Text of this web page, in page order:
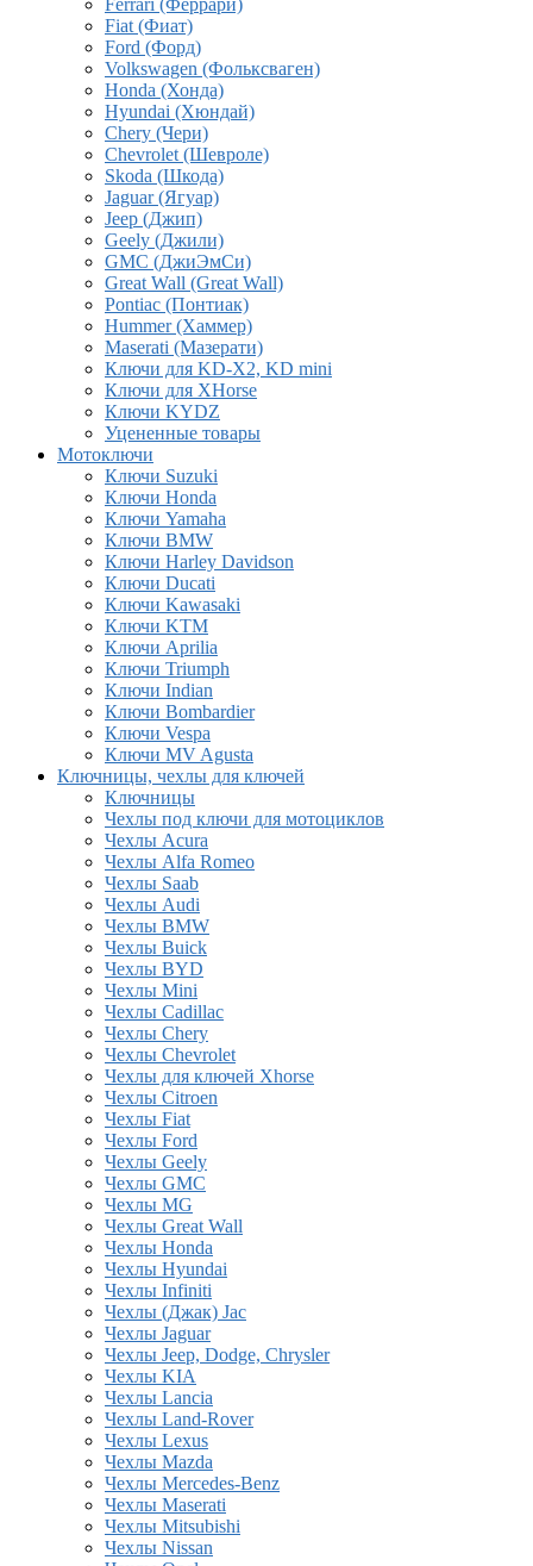
Ferrari (Феррари)
Fiat (Фиат)
Ford (Форд)
Volkswagen (Фольксваген)
Honda (Хонда)
Hyundai (Хюндай)
Chery (Чери)
Chevrolet (Шевроле)
Skoda (Шкода)
Jaguar (Ягуар)
Jeep (Джип)
Geely (Джили)
GMC (ДжиЭмСи)
Great Wall (Great Wall)
Pontiac (Понтиак)
Hummer (Хаммер)
Maserati (Мазерати)
Ключи для KD-X2, KD mini
Ключи для XHorse
Ключи KYDZ
Уцененные товары
Мотоключи
Ключи Suzuki
Ключи Honda
Ключи Yamaha
Ключи BMW
Ключи Harley Davidson
Ключи Ducati
Ключи Kawasaki
Ключи KTM
Ключи Aprilia
Ключи Triumph
Ключи Indian
Ключи Bombardier
Ключи Vespa
Ключи MV Agusta
Ключницы, чехлы для ключей
Ключницы
Чехлы под ключи для мотоциклов
Чехлы Acura
Чехлы Alfa Romeo
Чехлы Saab
Чехлы Audi
Чехлы BMW
Чехлы Buick
Чехлы BYD
Чехлы Mini
Чехлы Cadillac
Чехлы Chery
Чехлы Chevrolet
Чехлы для ключей Xhorse
Чехлы Citroen
Чехлы Fiat
Чехлы Ford
Чехлы Geely
Чехлы GMC
Чехлы MG
Чехлы Great Wall
Чехлы Honda
Чехлы Hyundai
Чехлы Infiniti
Чехлы (Джак) Jac
Чехлы Jaguar
Чехлы Jeep, Dodge, Chrysler
Чехлы KIA
Чехлы Lancia
Чехлы Land-Rover
Чехлы Lexus
Чехлы Mazda
Чехлы Mercedes-Benz
Чехлы Maserati
Чехлы Mitsubishi
Чехлы Nissan